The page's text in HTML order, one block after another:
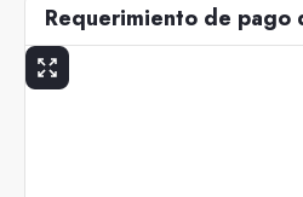
Requerimiento de pago